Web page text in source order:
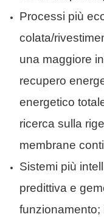
Processi più
colata/
una maggiore
recupero
energetico
ricerca sulla
membrane
Sistemi più
predittiva e
funzionamento;